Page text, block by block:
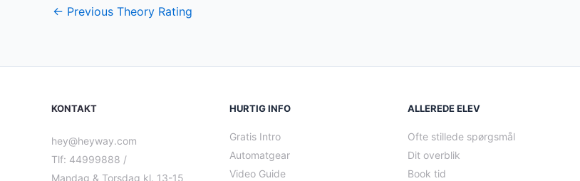
← Previous Theory Rating
KONTAKT
hey@heyway.com
Tlf: 44999888 /
Mandag & Torsdag kl. 13-15
HURTIG INFO
Gratis Intro
Automatgear
Video Guide
ALLEREDE ELEV
Ofte stillede spørgsmål
Dit overblik
Book tid